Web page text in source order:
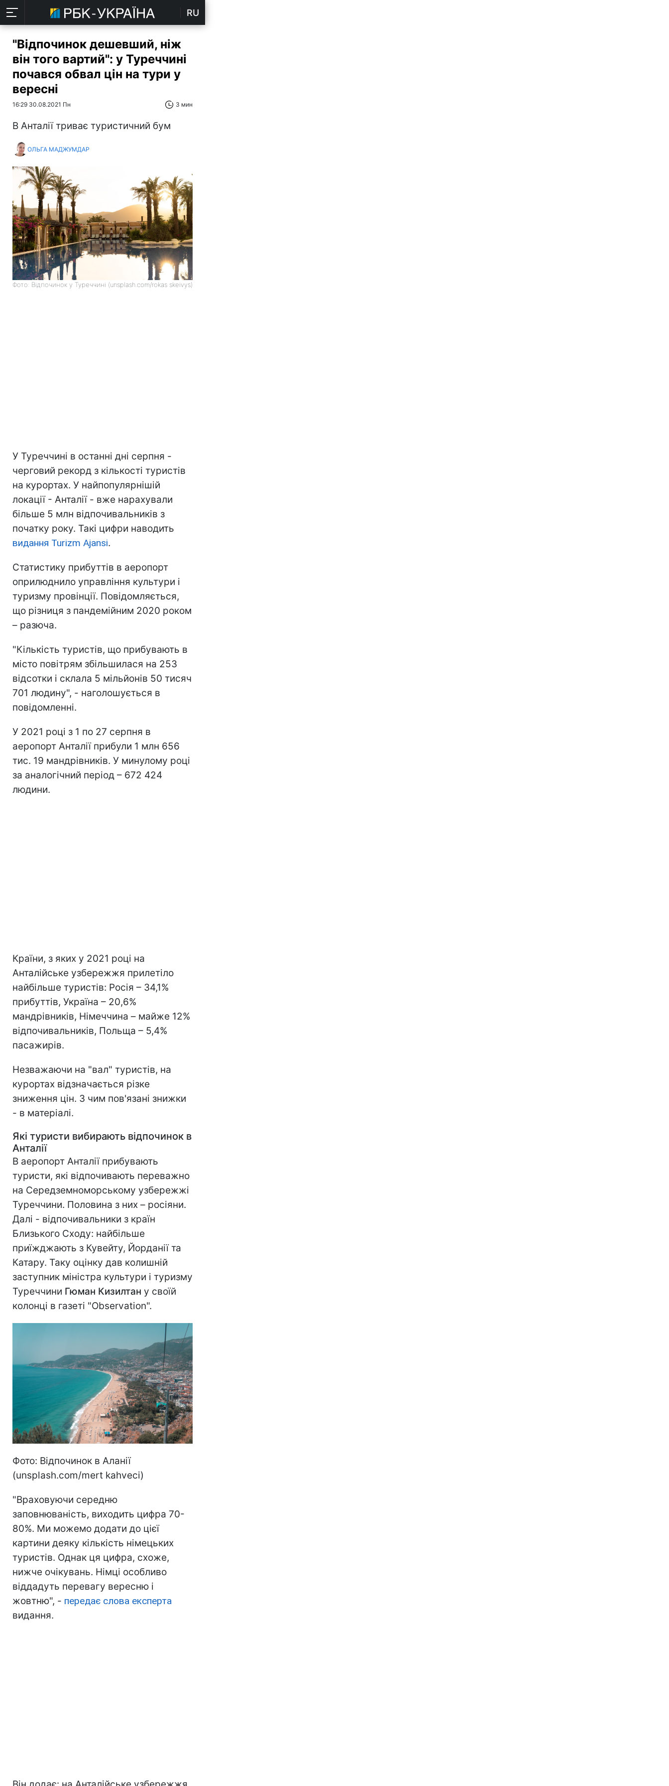
RU
"Відпочинок дешевший, ніж
він того вартий": у Туреччині
почався обвал цін на тури у
вересні
16:29 30.08.2021 Пн 3 мин
В Анталії триває туристичний бум
ОЛЬГА МАДЖУМДАР
Фото: Відпочинок у Туреччині (unsplash.com/rokas skeivys)
У Туреччині в останні дні серпня -
черговий рекорд з кількості туристів
на курортах. У найпопулярнішій
локації - Анталії - вже нарахували
більше 5 млн відпочивальників з
початку року. Такі цифри наводить
видання Turizm Ajansi.
Статистику прибуттів в аеропорт
оприлюднило управління культури і
туризму провінції. Повідомляється,
що різниця з пандемійним 2020 роком
– разюча.
"Кількість туристів, що прибувають в
місто повітрям збільшилася на 253
відсотки і склала 5 мільйонів 50 тисяч
701 людину", - наголошується в
повідомленні.
У 2021 році з 1 по 27 серпня в
аеропорт Анталії прибули 1 млн 656
тис. 19 мандрівників. У минулому році
за аналогічний період – 672 424
людини.
Країни, з яких у 2021 році на
Анталійське узбережжя прилетіло
найбільше туристів: Росія – 34,1%
прибуттів, Україна – 20,6%
мандрівників, Німеччина – майже 12%
відпочивальників, Польща – 5,4%
пасажирів.
Незважаючи на "вал" туристів, на
курортах відзначається різке
зниження цін. З чим пов'язані знижки
- в матеріалі.
Які туристи вибирають відпочинок в
Анталії
В аеропорт Анталії прибувають
туристи, які відпочивають переважно
на Середземноморському узбережжі
Туреччини. Половина з них – росіяни.
Далі - відпочивальники з країн
Близького Сходу: найбільше
приїжджають з Кувейту, Йорданії та
Катару. Таку оцінку дав колишній
заступник міністра культури і туризму
Туреччини Гюман Кизилтан у своїй
колонці в газеті "Observation".
Фото: Відпочинок в Аланії
(unsplash.com/mert kahveci)
"Враховуючи середню
заповнюваність, виходить цифра 70-
80%. Ми можемо додати до цієї
картини деяку кількість німецьких
туристів. Однак ця цифра, схоже,
нижче очікувань. Німці особливо
віддадуть перевагу вересню і
жовтню", - передає слова експерта
видання.